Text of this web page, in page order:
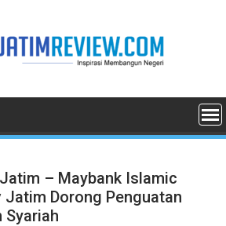
– Maybank Islamic
Jatim Dorong Penguatan
Syariah